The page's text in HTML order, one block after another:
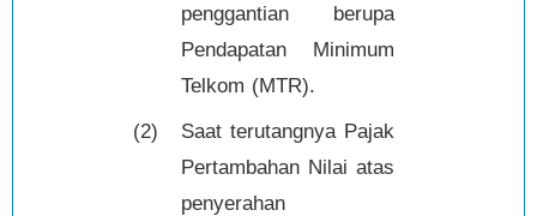
penggantian berupa
Pendapatan Minimum
Telkom (MTR).
(2)
Saat terutangnya Pajak
Pertambahan Nilai atas
penyerahan